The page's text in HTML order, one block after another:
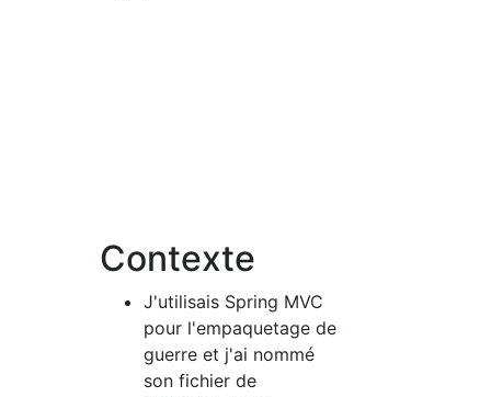
Contexte
J'utilisais Spring MVC
pour l'empaquetage de
guerre et j'ai nommé
son fichier de